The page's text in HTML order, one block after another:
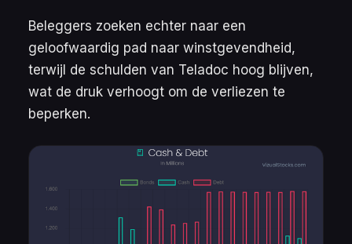
Beleggers zoeken echter naar een
geloofwaardig pad naar winstgevendheid,
terwijl de schulden van Teladoc hoog blijven,
wat de druk verhoogt om de verliezen te
beperken.